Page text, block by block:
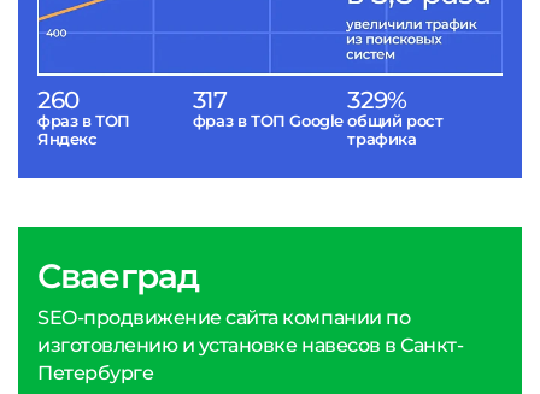
260
фраз в ТОП
Яндекс
317
фраз в ТОП Google
329%
общий рост
трафика
Сваеград
SEO-продвижение сайта компании по
изготовлению и установке навесов в Санкт-
Петербурге